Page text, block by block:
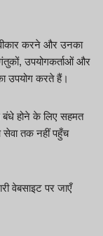
करने और उनका
उपयोगकर्ताओं और
उपयोग करते हैं।
होने के लिए सहमत
तक नहीं पहुँच
वेबसाइट पर जाएँ